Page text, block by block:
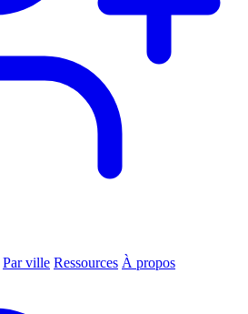
Par ville Ressources À propos